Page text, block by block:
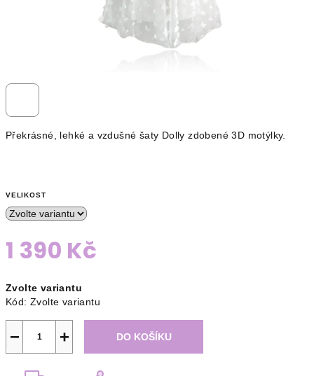
Překrásné, lehké a vzdušné šaty Dolly zdobené 3D motýlky.
VELIKOST
1 390 Kč
cena:
Zvolte variantu
Kód: Zvolte variantu
+
− DO KOŠÍKU